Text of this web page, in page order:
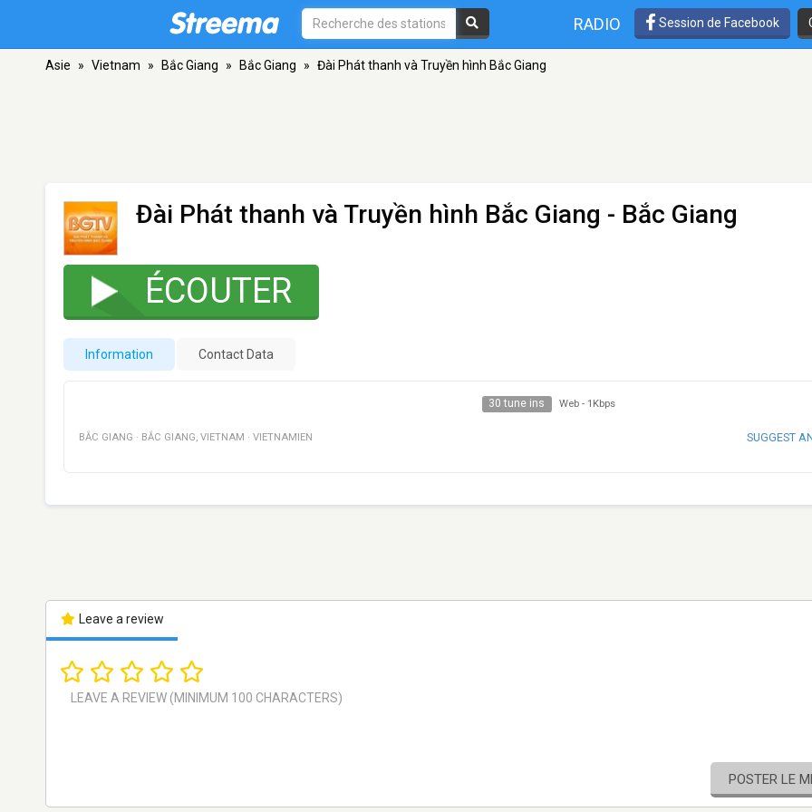
RADIO Session de Facebook
Asie » Vietnam » Bắc Giang » Bắc Giang » Đài Phát thanh và Truyền hình Bắc Giang
Đài Phát thanh và Truyền hình Bắc Giang - Bắc Giang
ÉCOUTER
Information Contact Data
30 tune ins Web - 1Kbps
BẮC GIANG · BẮC GIANG, VIETNAM · VIETNAMIEN SUGGEST
Leave a review
POSTER LE